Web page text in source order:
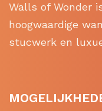
Walls of Wonder
hoogwaardige
stucwerk en